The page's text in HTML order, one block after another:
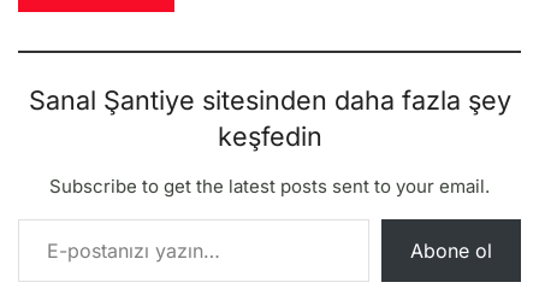
Sanal Şantiye sitesinden daha fazla şey
keşfedin
Subscribe to get the latest posts sent to your email.
E-postanızı yazın…
Abone ol